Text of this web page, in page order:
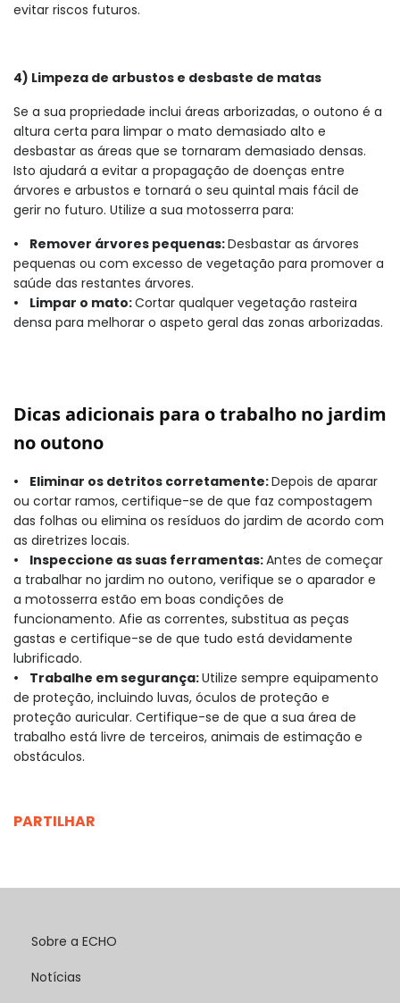
evitar riscos futuros.
4) Limpeza de arbustos e desbaste de matas
Se a sua propriedade inclui áreas arborizadas, o outono é a
altura certa para limpar o mato demasiado alto e
desbastar as áreas que se tornaram demasiado densas.
Isto ajudará a evitar a propagação de doenças entre
árvores e arbustos e tornará o seu quintal mais fácil de
gerir no futuro. Utilize a sua motosserra para:
• Remover árvores pequenas:Desbastar as árvores
pequenas ou com excesso de vegetação para promover a
saúde das restantes árvores.
• Limpar o mato:Cortar qualquer vegetação rasteira
densa para melhorar o aspeto geral das zonas arborizadas.
Dicas adicionais para o trabalho no jardim
no outono
• Eliminar os detritos corretamente:Depois de aparar
ou cortar ramos, certifique-se de que faz compostagem
das folhas ou elimina os resíduos do jardim de acordo com
as diretrizes locais.
• Inspeccione as suas ferramentas:Antes de começar
a trabalhar no jardim no outono, verifique se o aparador e
a motosserra estão em boas condições de
funcionamento. Afie as correntes, substitua as peças
gastas e certifique-se de que tudo está devidamente
lubrificado.
• Trabalhe em segurança:Utilize sempre equipamento
de proteção, incluindo luvas, óculos de proteção e
proteção auricular. Certifique-se de que a sua área de
trabalho está livre de terceiros, animais de estimação e
obstáculos.
PARTILHAR
Sobre a ECHO
Notícias